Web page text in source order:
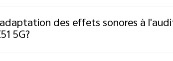
des effets sonores à
5G?